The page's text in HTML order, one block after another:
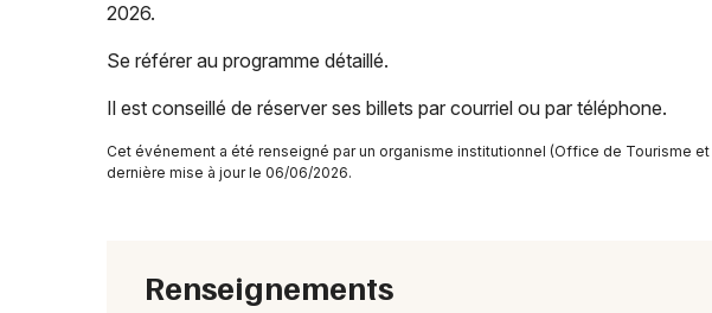
Festival
2026.
Se référer au programme détaillé.
Il est conseillé de réserver ses billets par courriel ou par téléphone.
Cet événement a été renseigné par un organisme institutionnel (Office de Tourisme
dernière mise à jour le 06/06/2026.
Renseignements